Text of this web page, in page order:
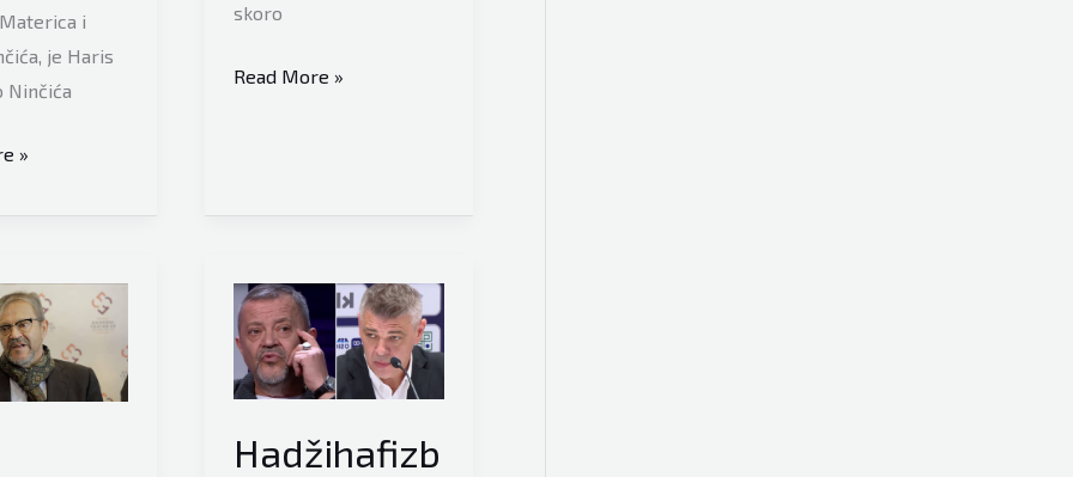
i
je Haris
Ninčića
»
skoro
Hadžihafizbegović:
koji
ikada
javno
rekao
da
Srbi
Read More »
Hadžihafizb